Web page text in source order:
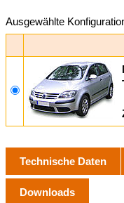
Ausgewählte
Technische Daten
Downloads